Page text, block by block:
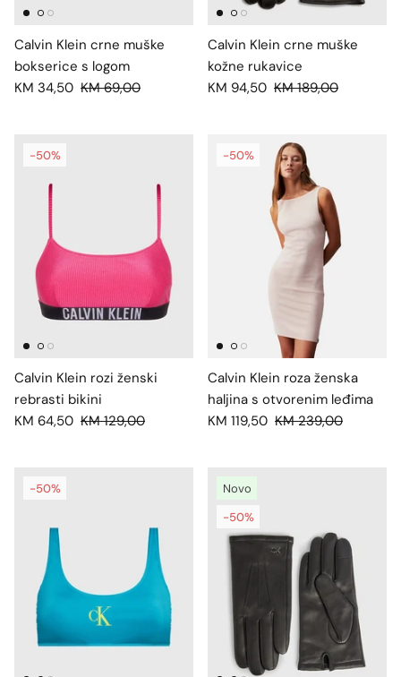
Calvin Klein crne muške
bokserice s logom
KM 34,50 KM 69,00
Calvin Klein crne muške
kožne rukavice
KM 94,50 KM 189,00
-50%
Calvin Klein rozi ženski
rebrasti bikini
KM 64,50 KM 129,00
-50%
Calvin Klein roza ženska
haljina s otvorenim leđima
KM 119,50 KM 239,00
-50%
Novo
-50%